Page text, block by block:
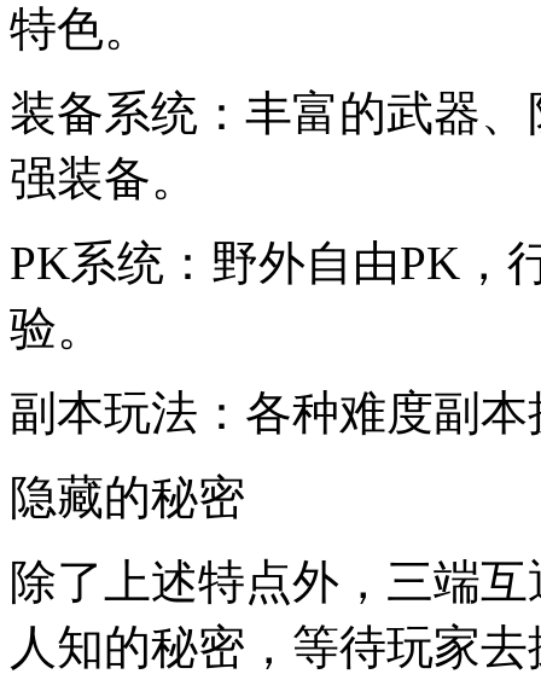
特色。
装备系统：丰富的武器
强装备。
PK系统：野外自由PK，
验。
副本玩法：各种难度副
隐藏的秘密
除了上述特点外，三端
人知的秘密，等待玩家